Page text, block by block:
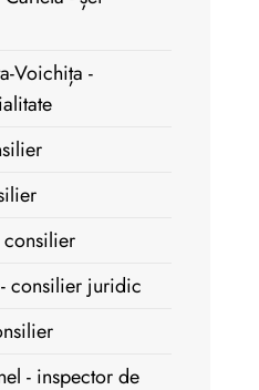
Voichița -
consilier
consilier juridic
- inspector de